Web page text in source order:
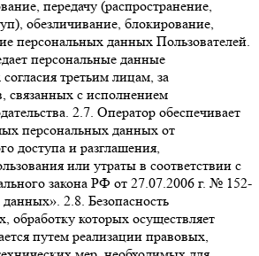
передачу (распространение,
обезличивание, блокирование,
персональных данных Пользователей.
персональные данные
третьим лицам, за
связанных с исполнением
2.7. Оператор обеспечивает
персональных данных от
доступа и разглашения,
или утраты в соответствии с
закона РФ от 27.07.2006 г. № 152-
2.8. Безопасность
обработку которых осуществляет
путем реализации правовых,